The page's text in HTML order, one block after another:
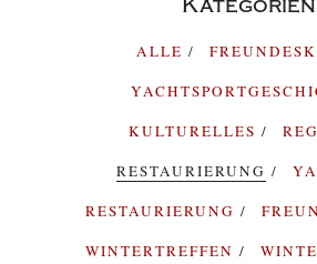
Kategorien
ALLE
KULTURELLES
RESTAURIERUNG
RESTAURIERUNG
WINTERTREFFEN